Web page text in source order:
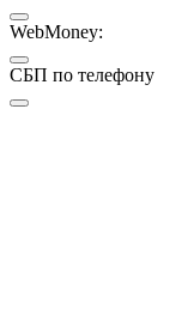
WebMoney:
СБП по телефону